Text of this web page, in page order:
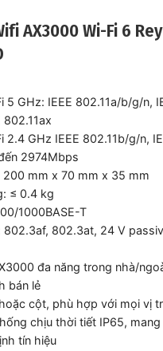
AX3000 Wi-Fi 6
5 GHz: IEEE 802.11a/b/g/n,
802.11ax
2.4 GHz IEEE 802.11b/g/n,
2974Mbps
200 mm x 70 mm x 35 mm
≤ 0.4 kg
1000BASE-T
802.3af, 802.3at, 24 V
đa năng trong nhà/
bán lẻ
cột, phù hợp với mọi vị
chịu thời tiết IP65,
tín hiệu